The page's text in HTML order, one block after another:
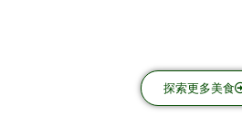
探索更多美食